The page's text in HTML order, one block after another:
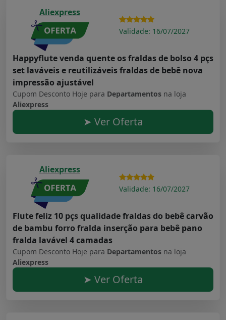
Aliexpress
Validade: 16/07/2027
Happyflute venda quente os fraldas de bolso 4 pçs
set laváveis e reutilizáveis fraldas de bebê nova
impressão ajustável
Cupom Desconto Hoje para Departamentos na loja
Aliexpress
➤ Ver Oferta
Aliexpress
Validade: 16/07/2027
Flute feliz 10 pçs qualidade fraldas do bebê carvão
de bambu forro fralda inserção para bebê pano
fralda lavável 4 camadas
Cupom Desconto Hoje para Departamentos na loja
Aliexpress
➤ Ver Oferta